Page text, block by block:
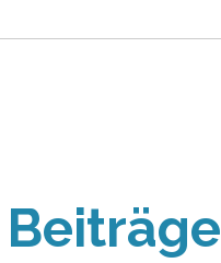
Beiträge